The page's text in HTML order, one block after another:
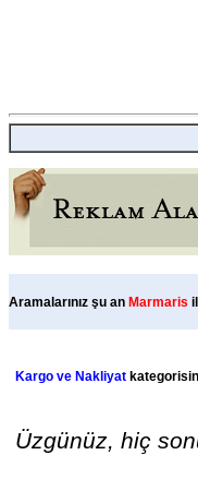
Aramalarınız şu an Marmaris
Kargo ve Nakliyat
Üzgünüz, hiç